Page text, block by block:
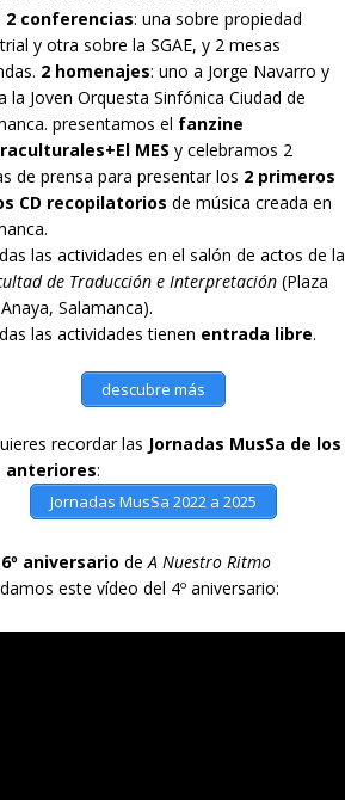
2 conferencias: una sobre propiedad
y otra sobre la SGAE, y 2 mesas
2 homenajes: uno a Jorge Navarro y
la Joven Orquesta Sinfónica Ciudad de
presentamos el fanzine
MES y celebramos 2
de prensa para presentar los 2 primeros
CD recopilatorios de música creada en
las actividades en el salón de actos de la
de Traducción e Interpretación(Plaza
Salamanca).
las actividades tienen entrada libre.
descubre más
recordar las Jornadas MusSa de los
anteriores:
Jornadas MusSa 2022 a 2025
6º aniversario deA Nuestro Ritmo
este vídeo del 4º aniversario: